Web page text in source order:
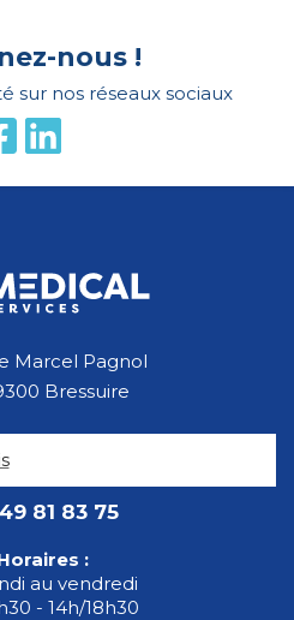
nous !
sur nos réseaux sociaux
Marcel Pagnol
Bressuire
81 83 75
:
au vendredi
- 14h/18h30